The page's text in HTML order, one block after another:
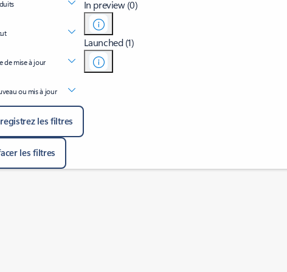
de mise à jour
ou mis à jour
les filtres
les filtres
In preview (0)
Launched (1)